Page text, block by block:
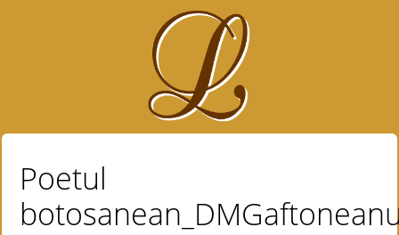
Poetul